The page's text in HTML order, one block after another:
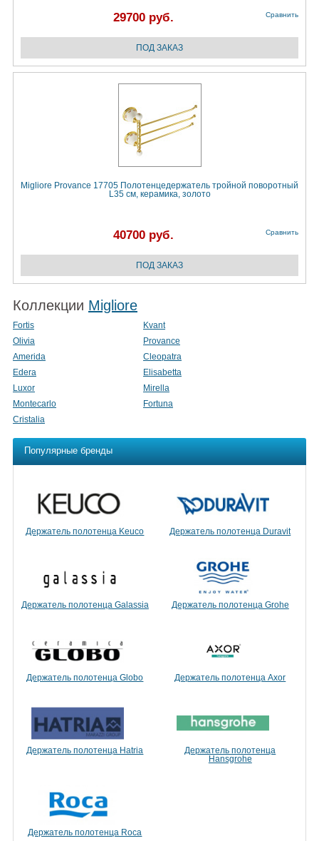
29700 руб. Сравнить
Migliore Provance 17705 Полотенцедержатель тройной поворотный
L35 cм, керамика, золото
40700 руб. Сравнить
Коллекции Migliore
Fortis
Kvant
Olivia
Provance
Amerida
Cleopatra
Edera
Elisabetta
Luxor
Mirella
Montecarlo
Fortuna
Cristalia
Популярные бренды
Держатель полотенца Keuco Держатель полотенца Duravit
Держатель полотенца Galassia Держатель полотенца Grohe
Держатель полотенца Globo Держатель полотенца Axor
Держатель полотенца Hatria
Держатель полотенца
Hansgrohe
Держатель полотенца Roca